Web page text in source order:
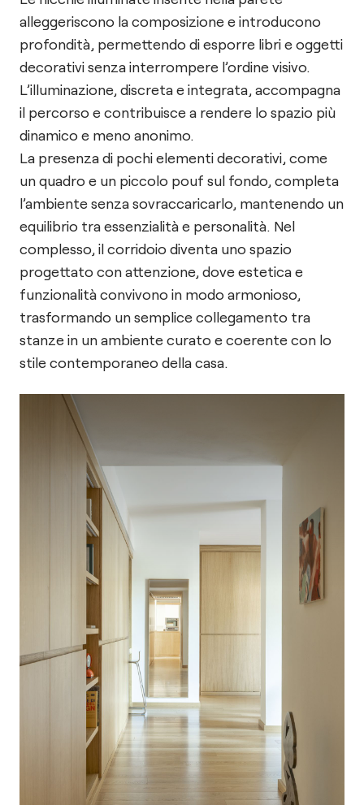
alleggeriscono la composizione e introducono
profondità, permettendo di esporre libri e oggetti
decorativi senza interrompere l’ordine visivo.
L’illuminazione, discreta e integrata, accompagna
il percorso e contribuisce a rendere lo spazio più
dinamico e meno anonimo.
La presenza di pochi elementi decorativi, come
un quadro e un piccolo pouf sul fondo, completa
l’ambiente senza sovraccaricarlo, mantenendo un
equilibrio tra essenzialità e personalità. Nel
complesso, il corridoio diventa uno spazio
progettato con attenzione, dove estetica e
funzionalità convivono in modo armonioso,
trasformando un semplice collegamento tra
stanze in un ambiente curato e coerente con lo
stile contemporaneo della casa.